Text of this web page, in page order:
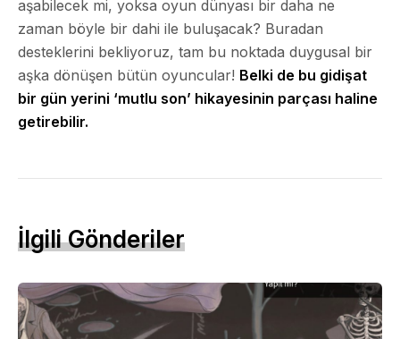
aşabilecek mi, yoksa oyun dünyası bir daha ne
zaman böyle bir dahi ile buluşacak? Buradan
desteklerini bekliyoruz, tam bu noktada duygusal bir
aşka dönüşen bütün oyuncular! Belki de bu gidişat
bir gün yerini ‘mutlu son’ hikayesinin parçası haline
getirebilir.
İlgili Gönderiler